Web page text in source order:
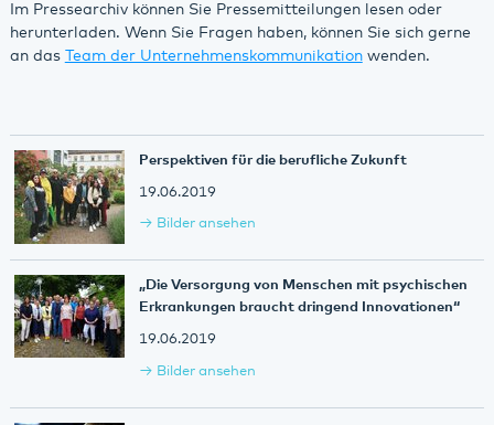
Im Pressearchiv können Sie Pressemitteilungen lesen oder
herunterladen. Wenn Sie Fragen haben, können Sie sich gerne
an das Team der Unternehmenskommunikationwenden.
Perspektiven für die berufliche Zukunft
19.06.2019
Bilder ansehen
„Die Versorgung von Menschen mit psychischen
Erkrankungen braucht dringend Innovationen“
19.06.2019
Bilder ansehen